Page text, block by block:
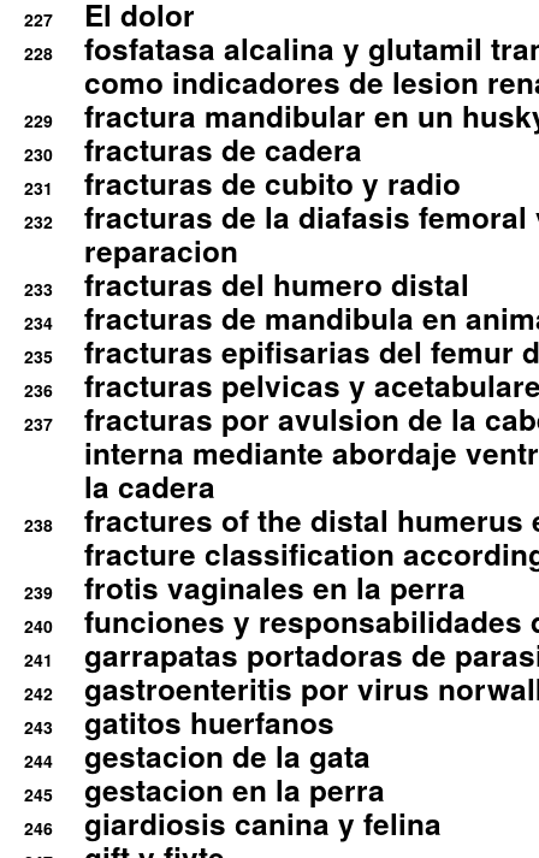
227 El dolor
228
fosfatasa alcalina y glutamil
como indicadores de lesion
229 fractura mandibular en un
230 fracturas de cadera
231 fracturas de cubito y radio
232
fracturas de la diafasis
reparacion
233 fracturas del humero distal
234 fracturas de mandibula en
235 fracturas epifisarias del femur
236 fracturas pelvicas y
237
fracturas por avulsion de la
interna mediante abordaje
la cadera
238
fractures of the distal humerus
fracture classification
239 frotis vaginales en la perra
240 funciones y responsabilidades
241 garrapatas portadoras de
242 gastroenteritis por virus
243 gatitos huerfanos
244 gestacion de la gata
245 gestacion en la perra
246 giardiosis canina y felina